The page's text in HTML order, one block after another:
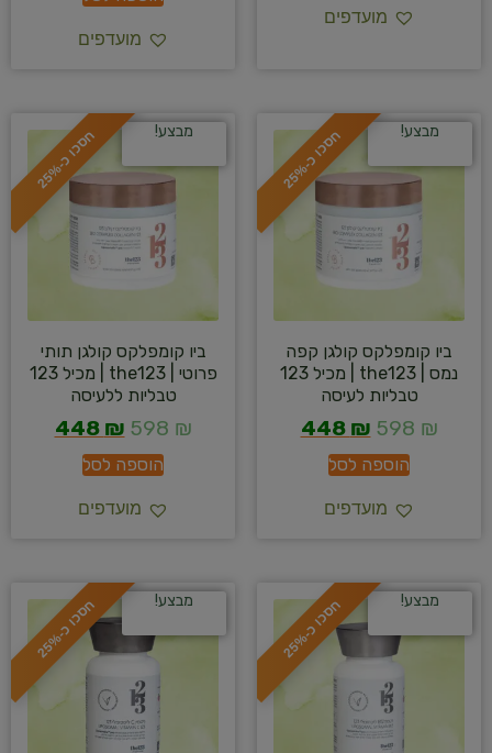
מועדפים
מועדפים
ח
ס
כ
ו
כ
-
2
5
% מבצע!
ביו קומפלקס קולגן קפה
נמס | the123 | מכיל 123
טבליות לעיסה
598 ₪
448 ₪
הוספה לסל
מועדפים
ח
ס
כ
ו
כ
-
2
5
% מבצע!
ביו קומפלקס קולגן תותי
פרוטי | the123 | מכיל 123
טבליות ללעיסה
598 ₪
448 ₪
הוספה לסל
מועדפים
ח
ס
כ
ו
כ
-
2
5
% מבצע! ח
ס
כ
ו
כ
-
2
5
% מבצע!